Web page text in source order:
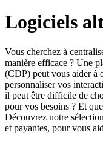
Logiciels
Vous cherchez à
manière efficace ? Une
(CDP) peut vous aider à
personnaliser vos
il peut être difficile de
pour vos besoins ? Et
Découvrez notre
et payantes, pour vous